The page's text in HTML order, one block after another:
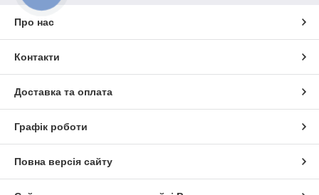
Про нас
Контакти
Доставка та оплата
Графік роботи
Повна версія сайту